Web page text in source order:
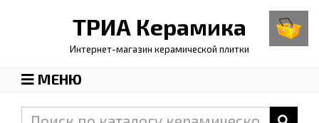
ТРИА Керамика
Интернет-магазин керамической плитки
МЕНЮ